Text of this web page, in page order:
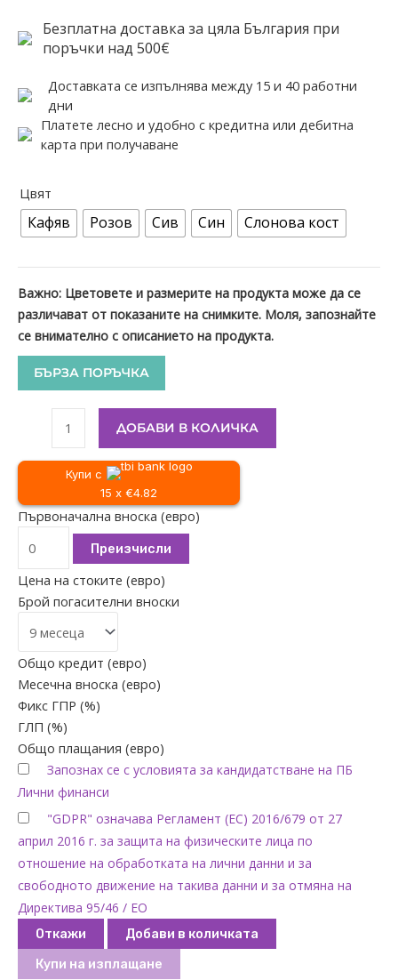
Безплатна доставка за цяла България при
поръчки над 500€
Доставката се изпълнява между 15 и 40 работни
дни
Платете лесно и удобно с кредитна или дебитна
карта при получаване
Цвят
Кафяв Розов Сив Син Слонова кост
Важно: Цветовете и размерите на продукта може да се
различават от показаните на снимките. Моля, запознайте
се внимателно с описанието на продукта.
БЪРЗА ПОРЪЧКА
ДОБАВИ В КОЛИЧКА
Купи с
15 x €4.82
Първоначална вноска (евро)
Преизчисли
Цена на стоките (евро)
Брой погасителни вноски
Общо кредит (евро)
Месечна вноска (евро)
Фикс ГПР (%)
ГЛП (%)
Общо плащания (евро)
Запознах се с условията за кандидатстване на ПБ
Лични финанси
"GDPR" означава Регламент (ЕС) 2016/679 от 27
април 2016 г. за защита на физическите лица по
отношение на обработката на лични данни и за
свободното движение на такива данни и за отмяна на
Директива 95/46 / ЕО
Откажи
Добави в количката
Купи на изплащане